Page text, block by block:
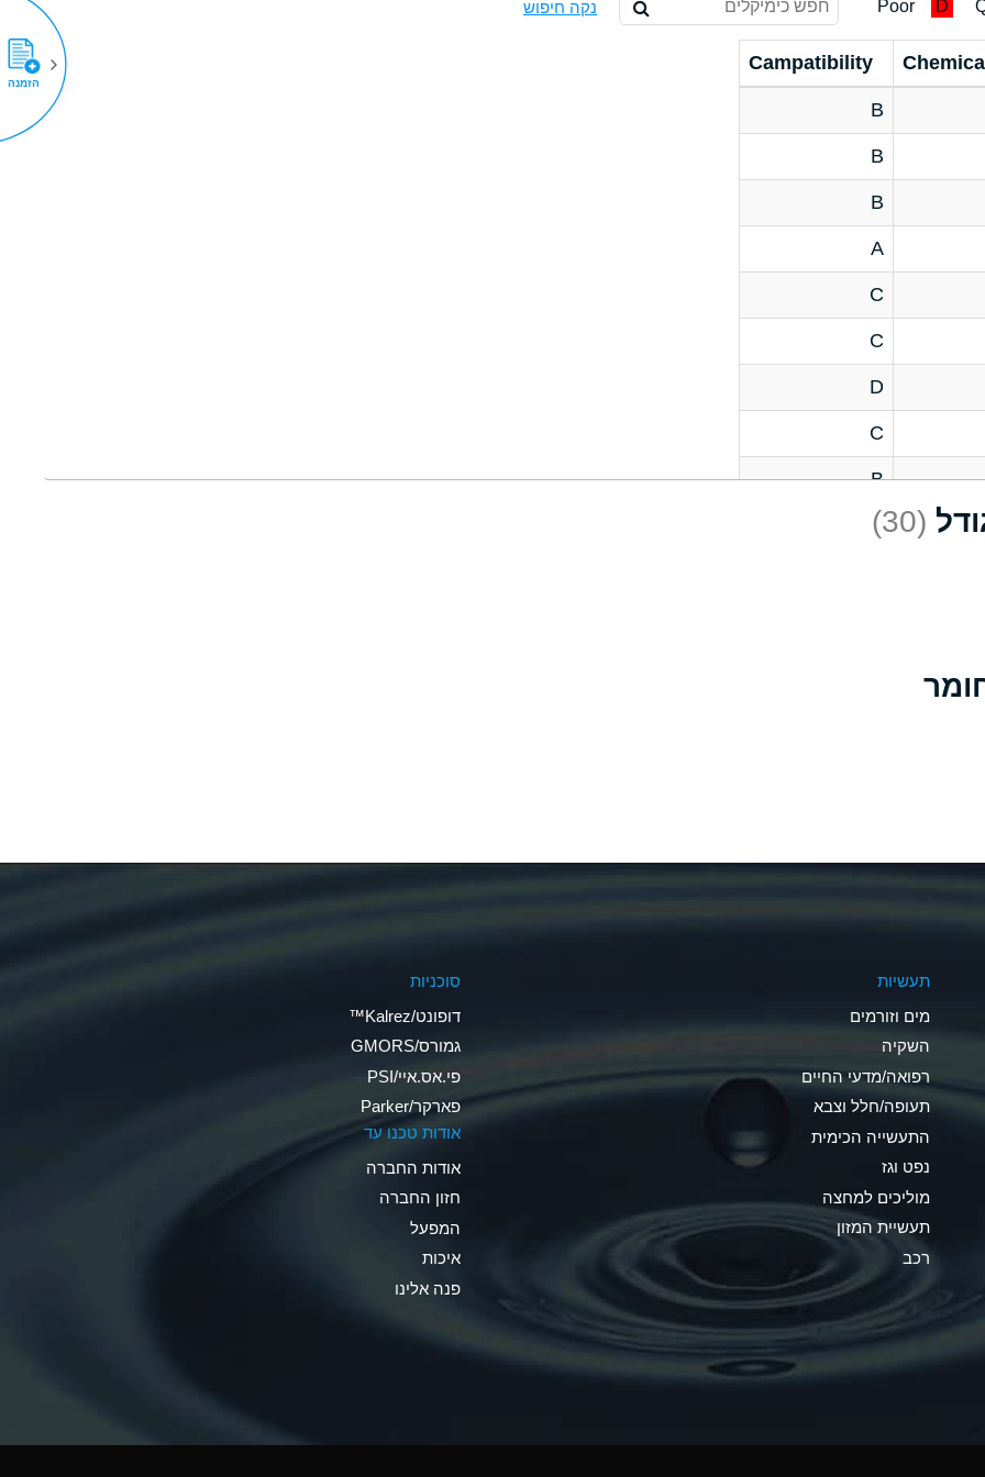
D
Poor נקה חיפוש
Chemical
Campatibility
B
B
B
A
C
C
D
C
B
D
C
A
*
A
B
(30)
תעשיות
מים וזורמים
השקיה
רפואה/מדעי החיים
תעופה/חלל וצבא
התעשייה הכימית
נפט וגז
מוליכים למחצה
תעשיית המזון
רכב
סוכניות
דופונט/Kalrez™
גמורס/GMORS
פי.אס.איי/PSI
פארקר/Parker
אודות טכנו עד
אודות החברה
חזון החברה
המפעל
איכות
פנה אלינו
הזמנה